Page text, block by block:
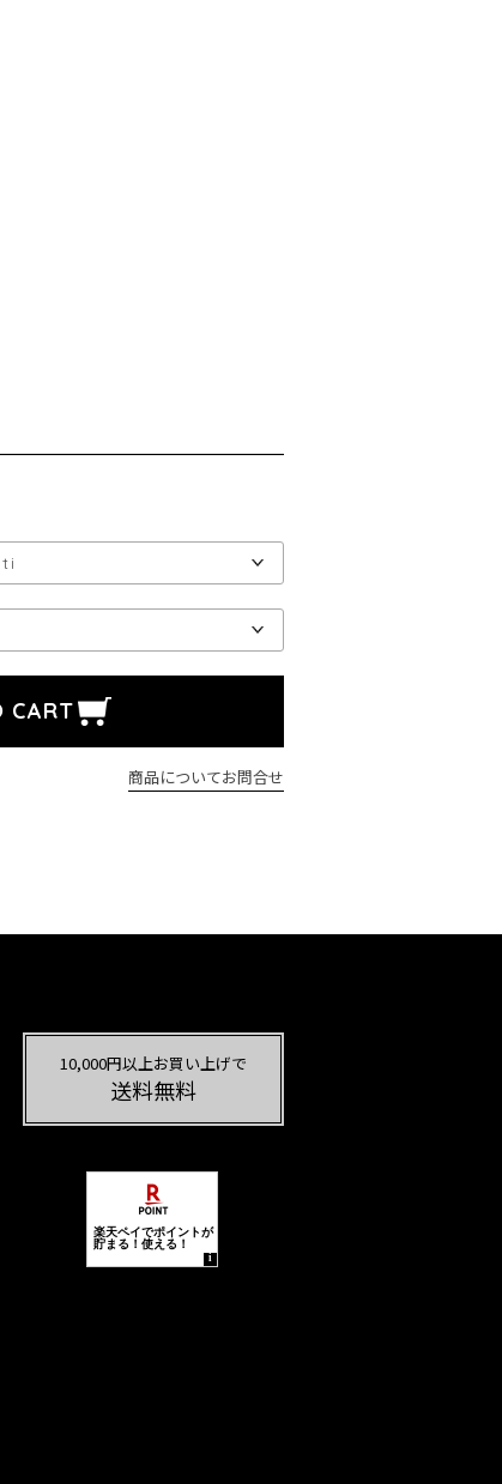
商品についてお問合せ
10,000円以上お買い上げで
送料無料